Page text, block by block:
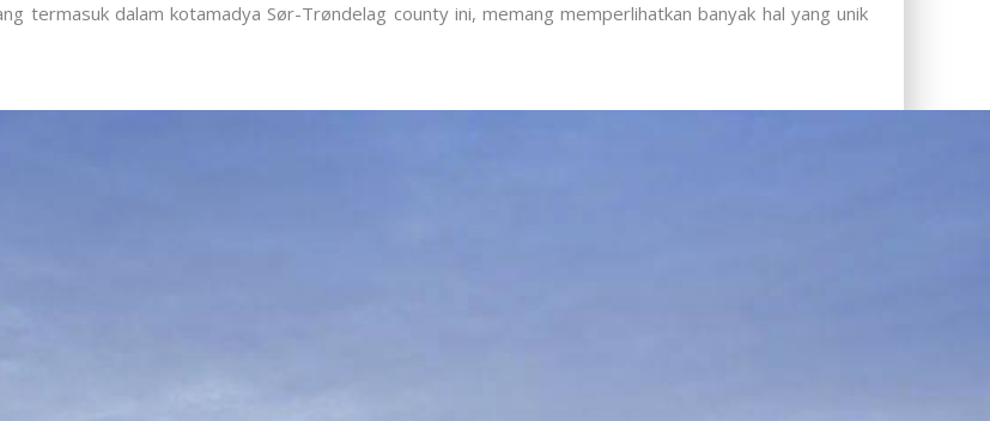
termasuk dalam kotamadya Sør-Trøndelag county ini, memang memperlihatkan banyak hal yang unik